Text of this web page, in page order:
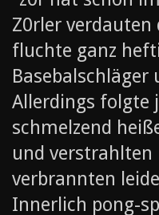
Z0rler
fluchte ganz
Allerdings folgte
schmelzend
und verstrahlten
verbrannten
Innerlich pong-